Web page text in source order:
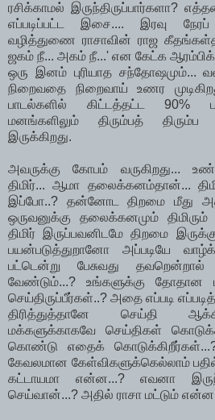
ரசிக்காமல் இருந்திருப்பார்களா?
எப்படிப்பட்ட இசை.... இரவு
வழித்துணை ராசாவின் ராஜ
ஜகம் நீ... அகம் நீ...' என கேட்க
ஒரு இனம் புரியாத சந்தோஷமும்...
நிறைவதை நிறைவாய் உணர
பாடல்களில் கிட்டத்தட்ட 90%
மனங்களிலும் திரும்பத்
இருக்கிறது.
அவருக்கு கோபம் வருகிறது...
திமிர்... ஆமா தலைக்கனம்தான்...
இப்போ..? தன்னோட திறமை மீது
ஒருவனுக்கு தலைக்கனமும் திமிரும்
திமிர் இருப்பவனிடமே திறமை
பயன்படுத்துறானோ அப்படியே
பட்டென்று பேசுவது தவறென்றால்
வேண்டும்...? உங்களுக்கு
செய்திருப்பீர்கள்..? அதை எப்படி எப்படித்
திரித்துத்தானே செய்தி
மக்களுக்காகவே செய்திகள்
கொண்டு எதைக்
கேவலமான கேள்விகளுக்கெல்லாம்
கட்டாயமா என்ன...? எவனா
செய்வான்...? அதில் ராசா மட்டும் என்ன